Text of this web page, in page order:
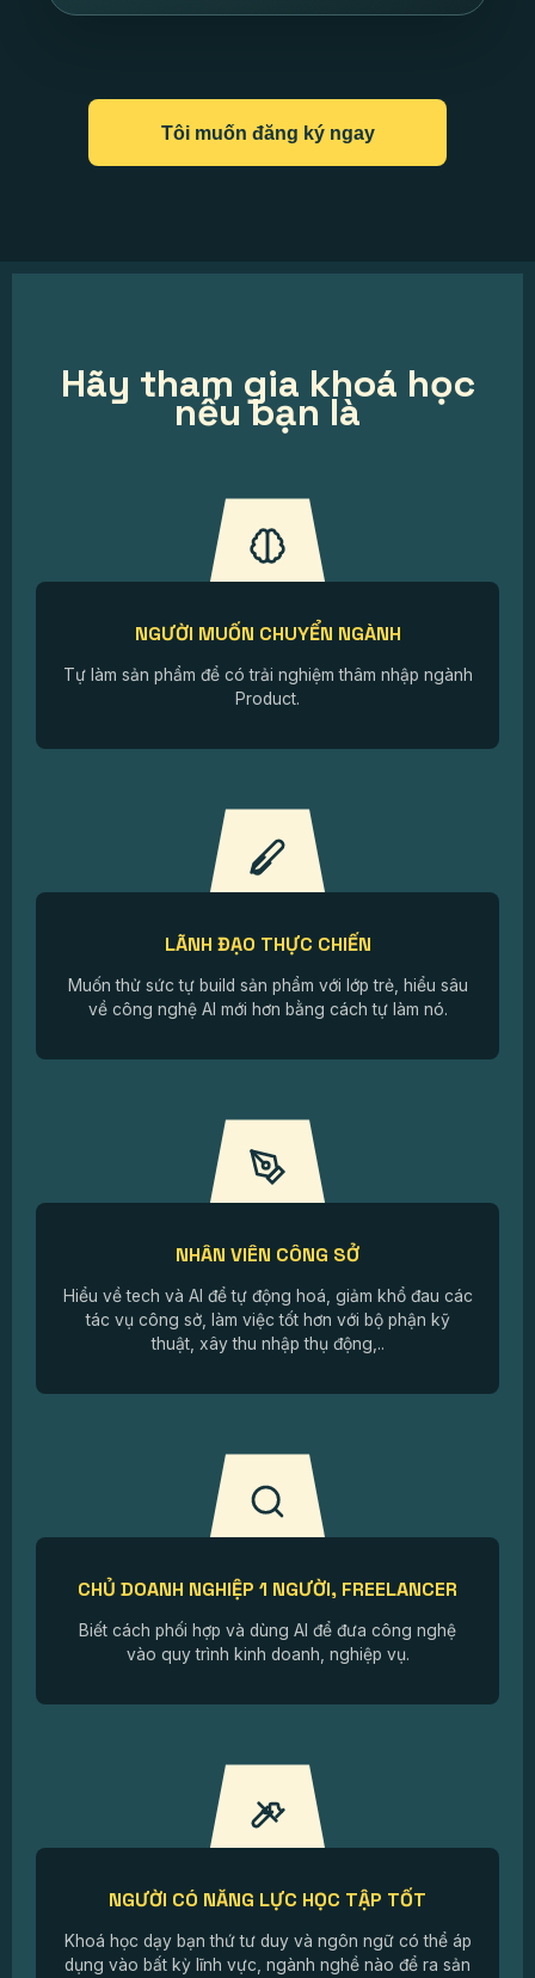
Tôi muốn đăng ký ngay
Hãy tham gia khoá học
nếu bạn là
NGƯỜI MUỐN CHUYỂN NGÀNH
Tự làm sản phẩm để có trải nghiệm thâm nhập ngành
Product.
LÃNH ĐẠO THỰC CHIẾN
Muốn thử sức tự build sản phẩm với lớp trẻ, hiểu sâu
về công nghệ AI mới hơn bằng cách tự làm nó.
NHÂN VIÊN CÔNG SỞ
Hiểu về tech và AI để tự động hoá, giảm khổ đau các
tác vụ công sở, làm việc tốt hơn với bộ phận kỹ
thuật, xây thu nhập thụ động,..
CHỦ DOANH NGHIỆP 1 NGƯỜI, FREELANCER
Biết cách phối hợp và dùng AI để đưa công nghệ
vào quy trình kinh doanh, nghiệp vụ.
NGƯỜI CÓ NĂNG LỰC HỌC TẬP TỐT
Khoá học dạy bạn thứ tư duy và ngôn ngữ có thể áp
dụng vào bất kỳ lĩnh vực, ngành nghề nào để ra sản